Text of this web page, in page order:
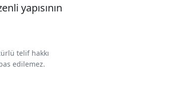
yapısının
telif hakkı
edilemez.